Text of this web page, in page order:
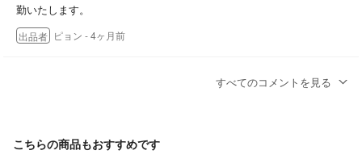
勤いたします。
出品者 ピョン - 4ヶ月前
よろしくお願いします。
すべてのコメントを見る
こちらの商品もおすすめです